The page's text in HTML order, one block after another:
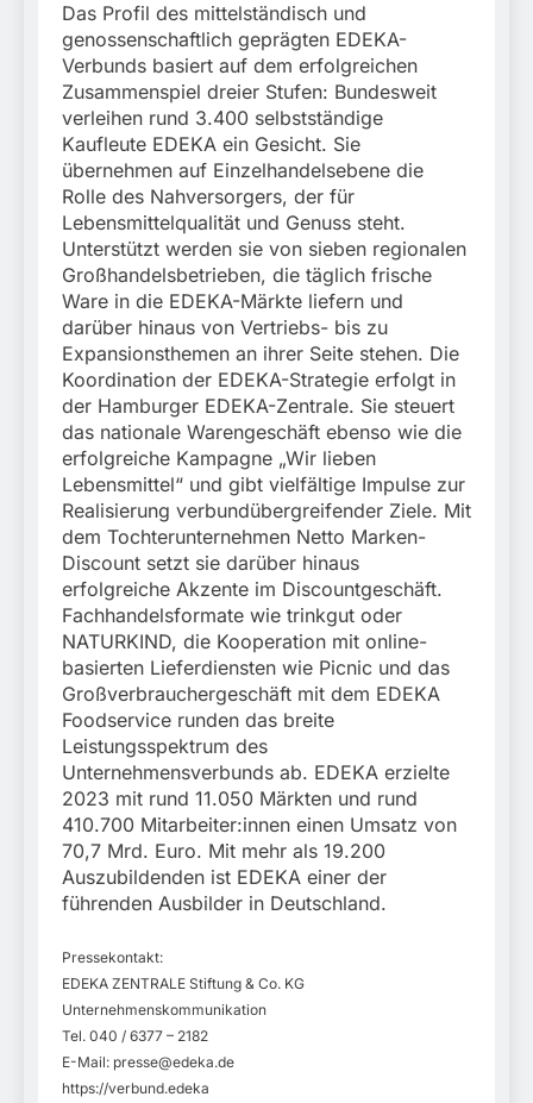
Das Profil des mittelständisch und
genossenschaftlich geprägten EDEKA-
Verbunds basiert auf dem erfolgreichen
Zusammenspiel dreier Stufen: Bundesweit
verleihen rund 3.400 selbstständige
Kaufleute EDEKA ein Gesicht. Sie
übernehmen auf Einzelhandelsebene die
Rolle des Nahversorgers, der für
Lebensmittelqualität und Genuss steht.
Unterstützt werden sie von sieben regionalen
Großhandelsbetrieben, die täglich frische
Ware in die EDEKA-Märkte liefern und
darüber hinaus von Vertriebs- bis zu
Expansionsthemen an ihrer Seite stehen. Die
Koordination der EDEKA-Strategie erfolgt in
der Hamburger EDEKA-Zentrale. Sie steuert
das nationale Warengeschäft ebenso wie die
erfolgreiche Kampagne „Wir lieben
Lebensmittel“ und gibt vielfältige Impulse zur
Realisierung verbundübergreifender Ziele. Mit
dem Tochterunternehmen Netto Marken-
Discount setzt sie darüber hinaus
erfolgreiche Akzente im Discountgeschäft.
Fachhandelsformate wie trinkgut oder
NATURKIND, die Kooperation mit online-
basierten Lieferdiensten wie Picnic und das
Großverbrauchergeschäft mit dem EDEKA
Foodservice runden das breite
Leistungsspektrum des
Unternehmensverbunds ab. EDEKA erzielte
2023 mit rund 11.050 Märkten und rund
410.700 Mitarbeiter:innen einen Umsatz von
70,7 Mrd. Euro. Mit mehr als 19.200
Auszubildenden ist EDEKA einer der
führenden Ausbilder in Deutschland.
Pressekontakt:
EDEKA ZENTRALE Stiftung & Co. KG
Unternehmenskommunikation
Tel. 040 / 6377 – 2182
E-Mail: presse@edeka.de
https://verbund.edeka